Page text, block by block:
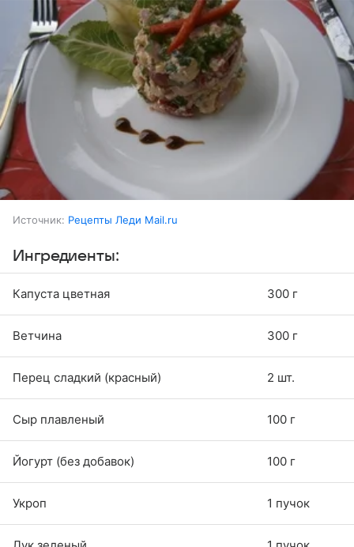
Источник: Рецепты Леди Mail.ru
Ингредиенты:
Капуста цветная 300 г
Ветчина 300 г
Перец сладкий (красный) 2 шт.
Сыр плавленый 100 г
Йогурт (без добавок) 100 г
Укроп 1 пучок